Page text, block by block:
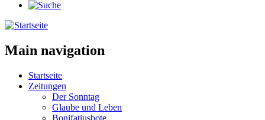
Main navigation
Startseite
Zeitungen
Der Sonntag
Glaube und Leben
Bonifatiusbote